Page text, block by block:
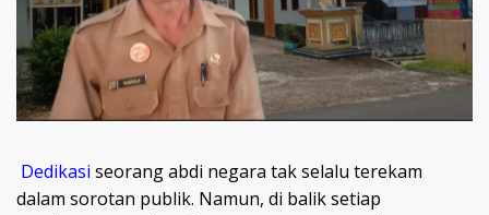
Dedikasi seorang abdi negara tak selalu terekam
dalam sorotan publik. Namun, di balik setiap